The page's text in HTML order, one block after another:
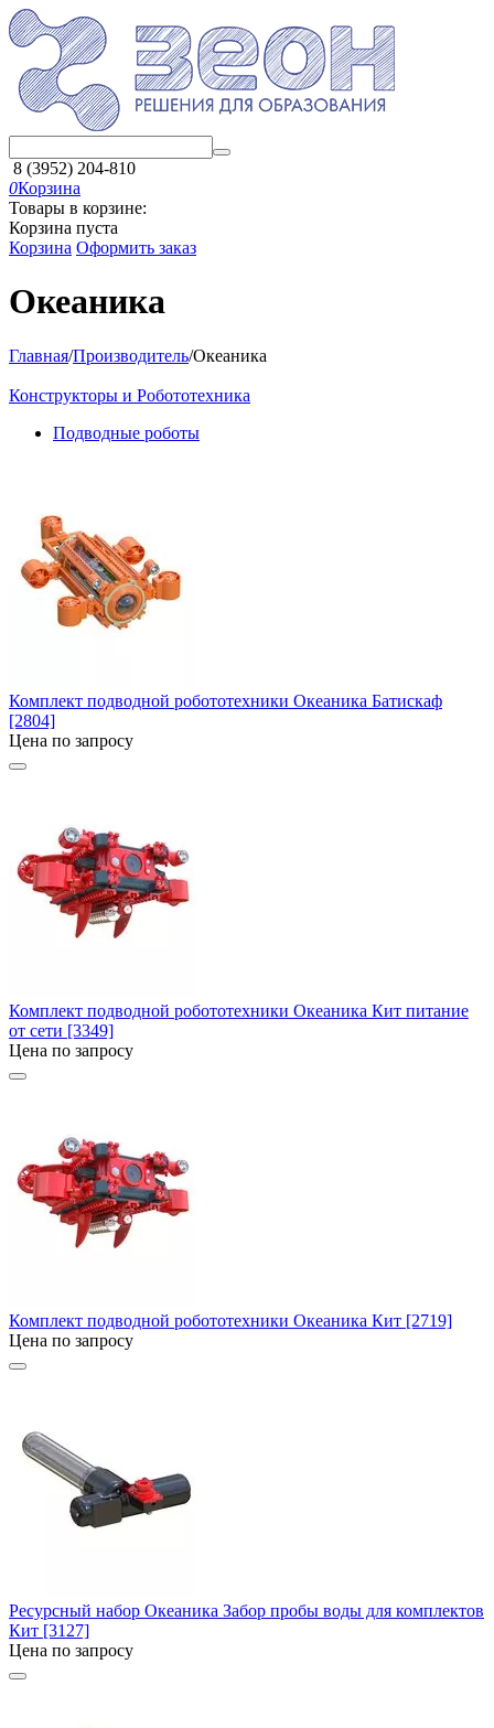
8 (3952) 204-810
0Корзина
Товары в корзине:
Корзина пуста
Корзина Оформить заказ
Океаника
Главная/Производитель/Океаника
Конструкторы и Робототехника
Подводные роботы
Комплект подводной робототехники Океаника Батискаф
[2804]
Цена по запросу
Комплект подводной робототехники Океаника Кит питание
от сети [3349]
Цена по запросу
Комплект подводной робототехники Океаника Кит [2719]
Цена по запросу
Ресурсный набор Океаника Забор пробы воды для комплектов
Кит [3127]
Цена по запросу